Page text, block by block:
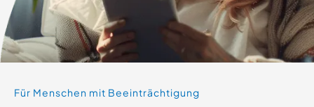
Für Menschen mit Beeinträchtigung